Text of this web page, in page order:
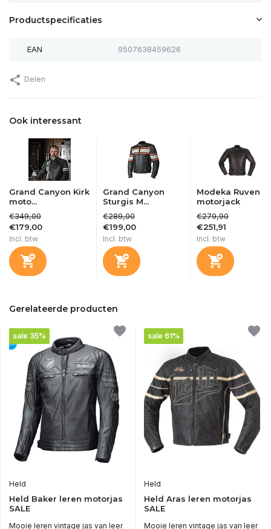
Productspecificaties
EAN 9507638459626
Delen
Ook interessant
Grand Canyon Kirk
moto...
€349,00
€179,00
Incl. btw
Grand Canyon
Sturgis M...
€289,00
€199,00
Incl. btw
Modeka Ruven
motorjack
€279,90
€251,91
Incl. btw
Gerelateerde producten
sale 35%
Held
Held Baker leren motorjas
SALE
Mooie leren vintage jas van leer
sale 61%
Held
Held Aras leren motorjas
SALE
Mooie leren vintage jas van leer